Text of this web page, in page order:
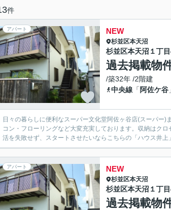
件
アパート NEW
杉並区本天沼
杉並区本天沼１丁
過去掲載物
/築32年 /2階建
中央線 「 阿佐ケ谷
日々の暮らしに便利なスーパー文化堂阿佐ヶ谷店(スーパー
コン・フローリングなど大変充実しております。収納はク
活を失敗せず、スタートさせたいならこちらの「ハウス井
アパート NEW
杉並区本天沼
杉並区本天沼１丁
過去掲載物